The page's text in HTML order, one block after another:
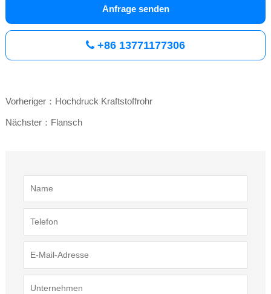
Anfrage senden
+86 13771177306
Vorheriger：Hochdruck Kraftstoffrohr
Nächster：Flansch